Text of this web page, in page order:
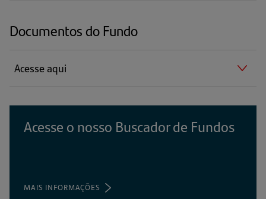
Documentos do Fundo
Acesse aqui
Acesse o nosso Buscador de Fundos
MAIS INFORMAÇÕES (ABRE